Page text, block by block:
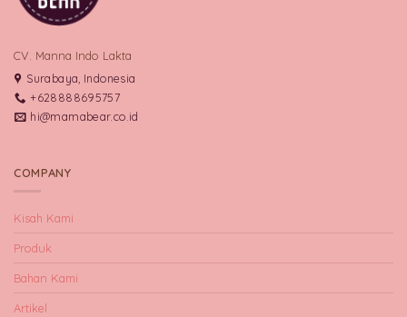
CV. Manna Indo Lakta
Surabaya, Indonesia
+628888695757
hi@mamabear.co.id
COMPANY
Kisah Kami
Produk
Bahan Kami
Artikel